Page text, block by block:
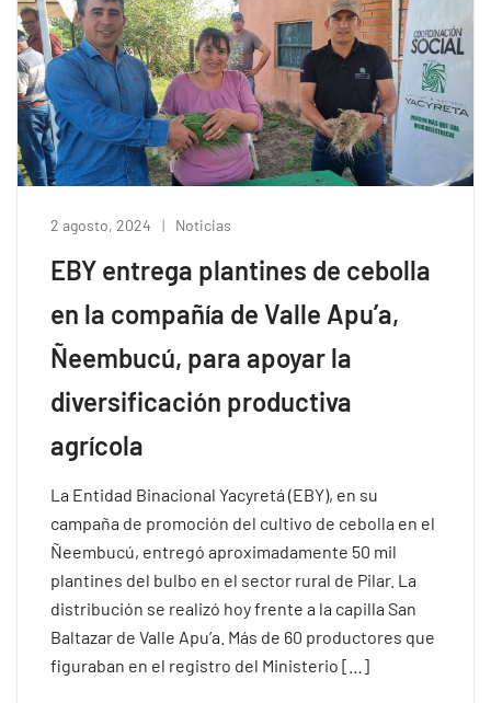
2 agosto, 2024 Noticias
EBY entrega plantines de cebolla
en la compañía de Valle Apu’a,
Ñeembucú, para apoyar la
diversificación productiva
agrícola
La Entidad Binacional Yacyretá (EBY), en su
campaña de promoción del cultivo de cebolla en el
Ñeembucú, entregó aproximadamente 50 mil
plantines del bulbo en el sector rural de Pilar. La
distribución se realizó hoy frente a la capilla San
Baltazar de Valle Apu’a. Más de 60 productores que
figuraban en el registro del Ministerio […]